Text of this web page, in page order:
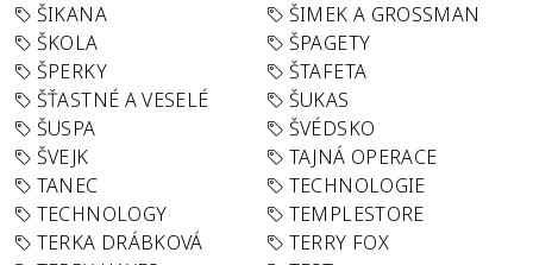
ŠIKANA
ŠIMEK A GROSSMAN
ŠKOLA
ŠPAGETY
ŠPERKY
ŠTAFETA
ŠŤASTNÉ A VESELÉ
ŠUKAS
ŠUSPA
ŠVÉDSKO
ŠVEJK
TAJNÁ OPERACE
TANEC
TECHNOLOGIE
TECHNOLOGY
TEMPLESTORE
TERKA DRÁBKOVÁ
TERRY FOX